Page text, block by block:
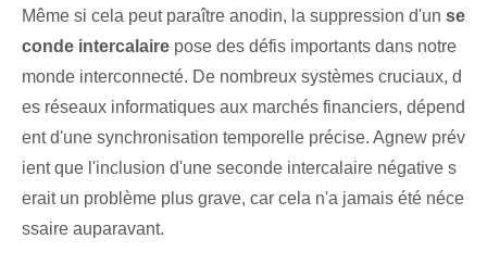
Même si cela peut paraître anodin, la suppression d'un se
conde intercalaire pose des défis importants dans notre
monde interconnecté. De nombreux systèmes cruciaux, d
es réseaux informatiques aux marchés financiers, dépend
ent d'une synchronisation temporelle précise. Agnew prév
ient que l'inclusion d'une seconde intercalaire négative s
erait un problème plus grave, car cela n'a jamais été néce
ssaire auparavant.